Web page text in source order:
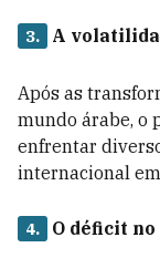
3. A
Após as
mundo árabe, o
enfrentar
internacional
4. O déficit